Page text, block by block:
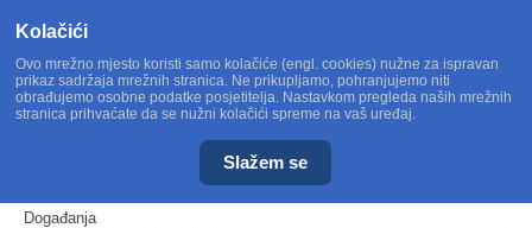
Događanja
Kolačići
Ovo mrežno mjesto koristi samo kolačiće (engl. cookies) nužne za ispravan
prikaz sadržaja mrežnih stranica. Ne prikupljamo, pohranjujemo niti
obrađujemo osobne podatke posjetitelja. Nastavkom pregleda naših mrežnih
stranica prihvaćate da se nužni kolačići spreme na vaš uređaj.
Slažem se